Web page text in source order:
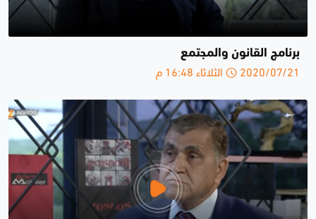
برنامج القانون والمجتمع
2020/07/21 الثلاثاء 16:48 م